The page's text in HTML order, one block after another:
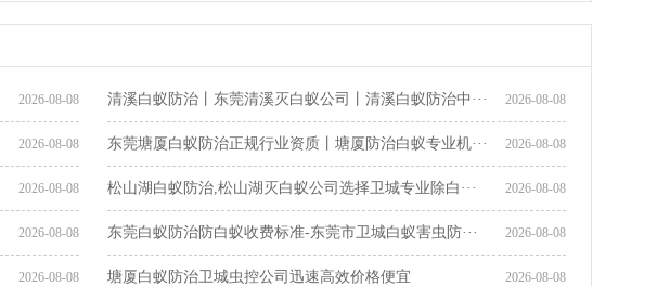
2026-08-08 2026-08-08
清溪白蚁防治丨东莞清溪灭白蚁公司丨清溪白蚁防治中···
2026-08-08 2026-08-08
东莞塘厦白蚁防治正规行业资质丨塘厦防治白蚁专业机···
2026-08-08 2026-08-08
松山湖白蚁防治,松山湖灭白蚁公司选择卫城专业除白···
2026-08-08 2026-08-08
东莞白蚁防治防白蚁收费标准-东莞市卫城白蚁害虫防···
2026-08-08 2026-08-08
塘厦白蚁防治卫城虫控公司迅速高效价格便宜